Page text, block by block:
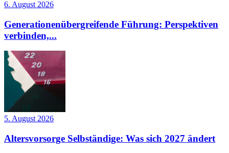
6. August 2026
Generationenübergreifende Führung: Perspektiven
verbinden,...
5. August 2026
Altersvorsorge Selbständige: Was sich 2027 ändert